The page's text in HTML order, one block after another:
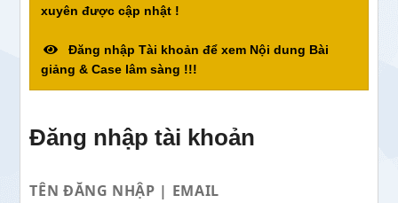
xuyên được cập nhật !
Đăng nhập Tài khoản để xem Nội dung Bài
giảng & Case lâm sàng !!!
Đăng nhập tài khoản
TÊN ĐĂNG NHẬP | EMAIL